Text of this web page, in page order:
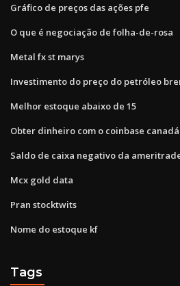
Gráfico de preços das ações pfe
O que é negociação de folha-de-rosa
Metal fx st marys
Investimento do preço do petróleo
Melhor estoque abaixo de 15
Obter dinheiro com o coinbase canadá
Saldo de caixa negativo da
Mcx gold data
Pran stocktwits
Nome do estoque kf
Tags